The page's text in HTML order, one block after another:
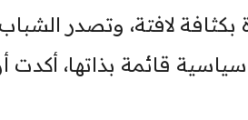
لافتة، وتصدر الشباب
قائمة بذاتها، أكدت